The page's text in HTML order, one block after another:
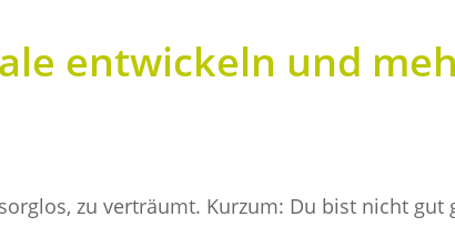
entwickeln und
zu verträumt. Kurzum: Du bist nicht